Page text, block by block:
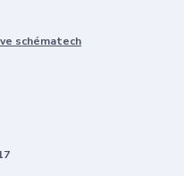
schématech